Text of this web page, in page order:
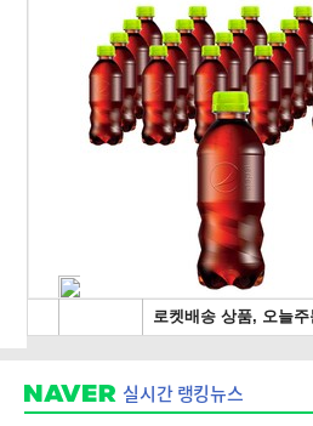
실시간 랭킹뉴스